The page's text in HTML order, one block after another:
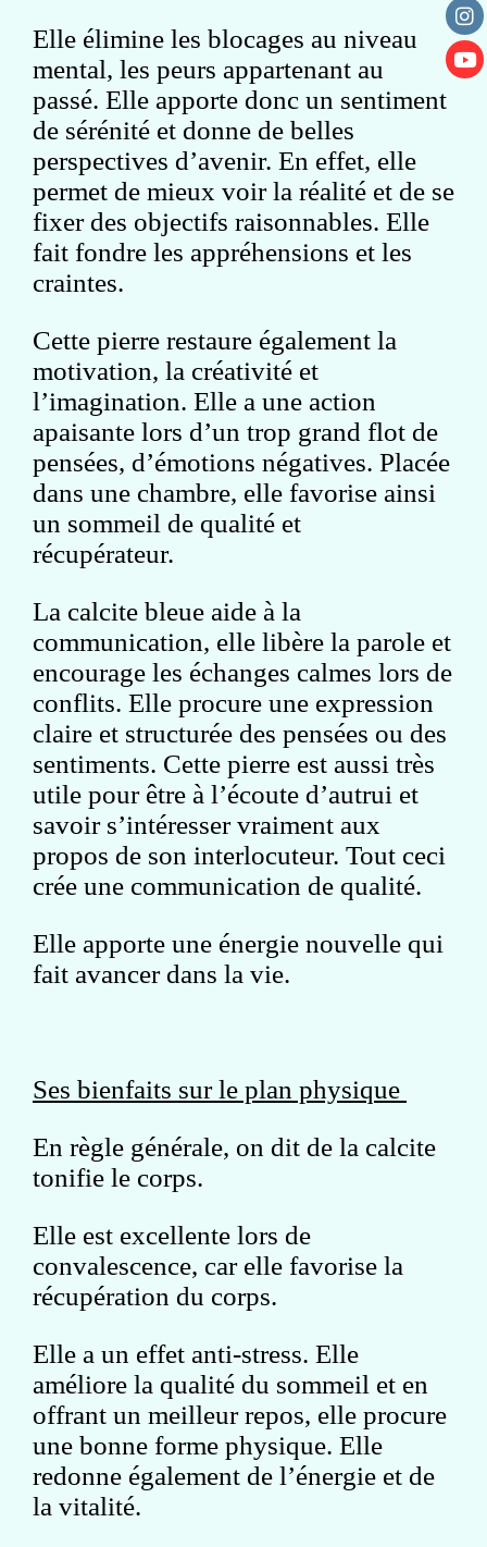
Elle élimine les blocages au niveau
mental, les peurs appartenant au
passé. Elle apporte donc un sentiment
de sérénité et donne de belles
perspectives d’avenir. En effet, elle
permet de mieux voir la réalité et de se
fixer des objectifs raisonnables. Elle
fait fondre les appréhensions et les
craintes.
Cette pierre restaure également la
motivation, la créativité et
l’imagination. Elle a une action
apaisante lors d’un trop grand flot de
pensées, d’émotions négatives. Placée
dans une chambre, elle favorise ainsi
un sommeil de qualité et
récupérateur.
La calcite bleue aide à la
communication, elle libère la parole et
encourage les échanges calmes lors de
conflits. Elle procure une expression
claire et structurée des pensées ou des
sentiments. Cette pierre est aussi très
utile pour être à l’écoute d’autrui et
savoir s’intéresser vraiment aux
propos de son interlocuteur. Tout ceci
crée une communication de qualité.
Elle apporte une énergie nouvelle qui
fait avancer dans la vie.
Ses bienfaits sur le plan physique
En règle générale, on dit de la calcite
tonifie le corps.
Elle est excellente lors de
convalescence, car elle favorise la
récupération du corps.
Elle a un effet anti-stress. Elle
améliore la qualité du sommeil et en
offrant un meilleur repos, elle procure
une bonne forme physique. Elle
redonne également de l’énergie et de
la vitalité.